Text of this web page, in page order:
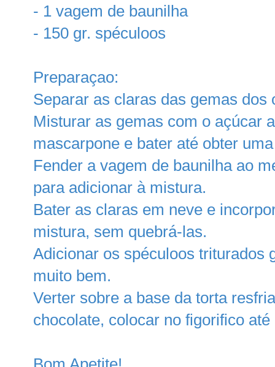
- 1 vagem de baunilha
- 150 gr. spéculoos
Preparaçao:
Separar as claras das gemas dos
Misturar as gemas com o açúcar
mascarpone e bater até obter
Fender a vagem de baunilha ao
para adicionar à mistura.
Bater as claras em neve e
mistura, sem quebrá-las.
Adicionar os spéculoos triturados
muito bem.
Verter sobre a base da torta
chocolate, colocar no figorifico